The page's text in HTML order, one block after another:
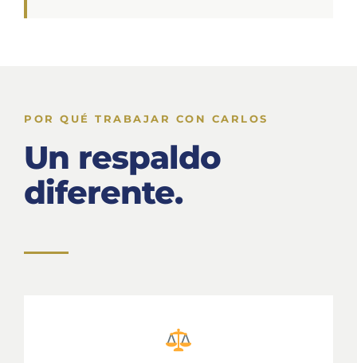
POR QUÉ TRABAJAR CON CARLOS
Un respaldo
diferente.